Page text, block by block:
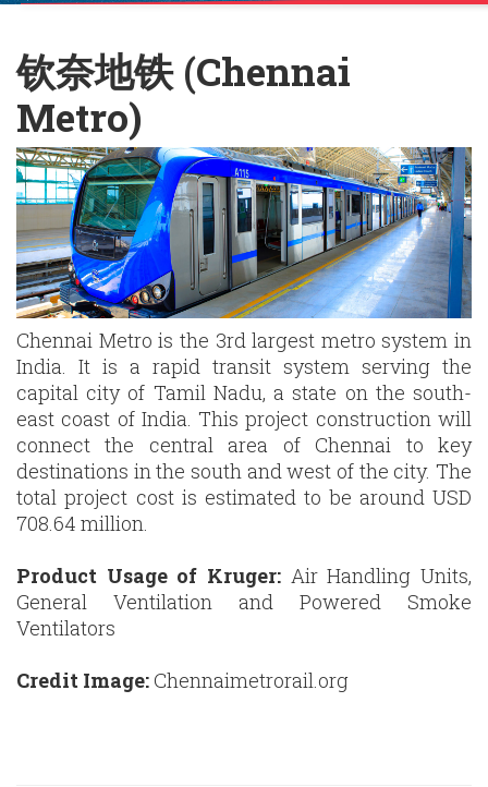
钦奈地铁 (Chennai
Metro)
Chennai Metro is the 3rd largest metro system in
India. It is a rapid transit system serving the
capital city of Tamil Nadu, a state on the south-
east coast of India. This project construction will
connect the central area of Chennai to key
destinations in the south and west of the city. The
total project cost is estimated to be around USD
708.64 million.
Product Usage of Kruger: Air Handling Units,
General Ventilation and Powered Smoke
Ventilators
Credit Image: Chennaimetrorail.org